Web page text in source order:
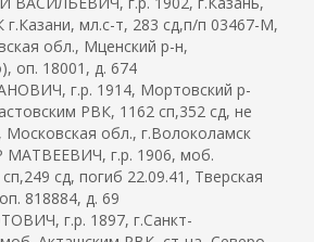
мл.с-т, 283 сд,п/п 03467-М,
обл., Мценский р-н,
оп. 18001, д. 674
г.р. 1914, Мортовский р-
РВК, 1162 сп,352 сд, не
Московская обл., г.Волоколамск
г.р. 1906, моб.
сд, погиб 22.09.41, Тверская
818884, д. 69
г.р. 1897, г.Санкт-